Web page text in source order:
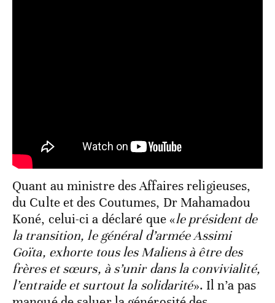
Quant au ministre des Affaires religieuses,
du Culte et des Coutumes, Dr Mahamadou
Koné, celui-ci a déclaré que «le président de
la transition, le général d’armée Assimi
Goïta, exhorte tous les Maliens à être des
frères et sœurs, à s’unir dans la convivialité,
l’entraide et surtout la solidarité». Il n’a pas